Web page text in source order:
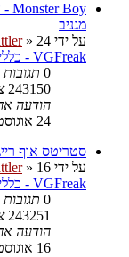
מגניב
על ידי
» 24 אוגוסט 2017, 14:07
VGFreak - כללי
0 תגובות
243150
הודעה
24 אוגוסט 2017, 14:07
סטריטס אוף
על ידי
» 16 אוגוסט 2017, 10:16
VGFreak - כללי
0 תגובות
243251
הודעה
16 אוגוסט 2017, 10:16